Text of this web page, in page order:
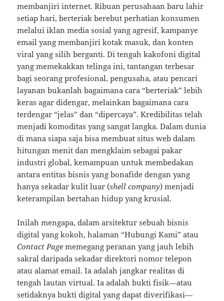
membanjiri internet. Ribuan perusahaan baru lahir
setiap hari, berteriak berebut perhatian konsumen
melalui iklan media sosial yang agresif, kampanye
email yang membanjiri kotak masuk, dan konten
viral yang silih berganti. Di tengah kakofoni digital
yang memekakkan telinga ini, tantangan terbesar
bagi seorang profesional, pengusaha, atau pencari
layanan bukanlah bagaimana cara “berteriak” lebih
keras agar didengar, melainkan bagaimana cara
terdengar “jelas” dan “dipercaya”. Kredibilitas telah
menjadi komoditas yang sangat langka. Dalam dunia
di mana siapa saja bisa membuat situs web dalam
hitungan menit dan mengklaim sebagai pakar
industri global, kemampuan untuk membedakan
antara entitas bisnis yang bonafide dengan yang
hanya sekadar kulit luar (shell company) menjadi
keterampilan bertahan hidup yang krusial.
Inilah mengapa, dalam arsitektur sebuah bisnis
digital yang kokoh, halaman “Hubungi Kami” atau
Contact Page memegang peranan yang jauh lebih
sakral daripada sekadar direktori nomor telepon
atau alamat email. Ia adalah jangkar realitas di
tengah lautan virtual. Ia adalah bukti fisik—atau
setidaknya bukti digital yang dapat diverifikasi—